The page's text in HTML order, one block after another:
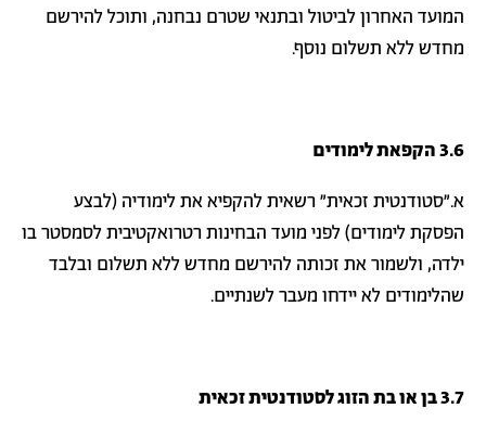
המועד האחרון לביטול ובתנאי שטרם נבחנה, ותוכל להירשם
מחדש ללא תשלום נוסף.
3.6 הקפאת לימודים
א."סטודנטית זכאית" רשאית להקפיא את לימודיה (לבצע
הפסקת לימודים) לפני מועד הבחינות רטרואקטיבית לסמסטר בו
ילדה, ולשמור את זכותה להירשם מחדש ללא תשלום ובלבד
שהלימודים לא יידחו מעבר לשנתיים.
3.7 בן או בת הזוג לסטודנטית זכאית